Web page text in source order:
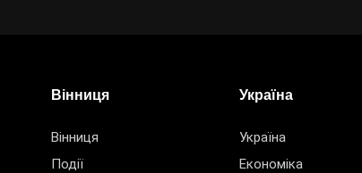
Вінниця
Вінниця
Події
Україна
Україна
Економіка